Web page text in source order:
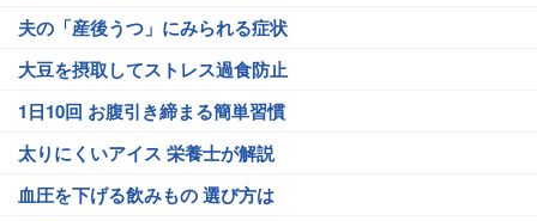
夫の「産後うつ」にみられる症状
大豆を摂取してストレス過食防止
1日10回 お腹引き締まる簡単習慣
太りにくいアイス 栄養士が解説
血圧を下げる飲みもの 選び方は